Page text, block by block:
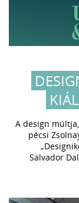
A design
pécsi
Salvador